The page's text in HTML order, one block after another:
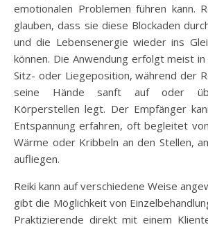
emotionalen Problemen führen kann.
glauben, dass sie diese Blockaden
und die Lebensenergie wieder ins
können. Die Anwendung erfolgt meist
Sitz- oder Liegeposition, während der
seine Hände sanft auf oder
Körperstellen legt. Der Empfänger
Entspannung erfahren, oft begleitet
Wärme oder Kribbeln an den Stellen,
aufliegen.
Reiki kann auf verschiedene Weise
gibt die Möglichkeit von
Praktizierende direkt mit einem